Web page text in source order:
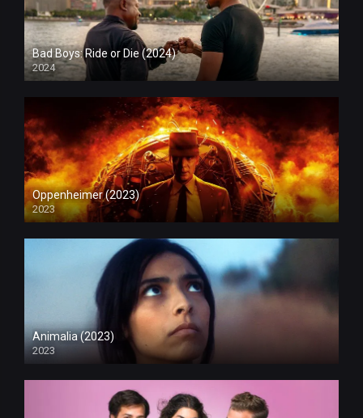
Bad Boys: Ride or Die (2024)
2024
Oppenheimer (2023)
2023
Animalia (2023)
2023